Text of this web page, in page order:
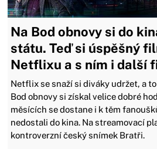
Na Bod obnovy si do
státu. Teď si úspěšný
Netflixu a s ním i další
Netflix se snaží si diváky udržet, a
Bod obnovy si získal velice dobré
měsících se dostane i k těm
nedostali do kina. Na streamovací
kontroverzní český snímek Bratři.